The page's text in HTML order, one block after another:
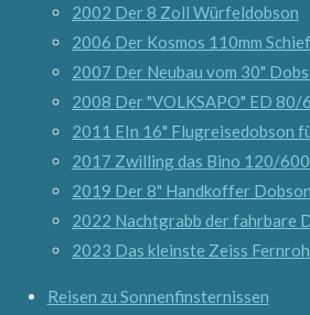
2002 Der 8 Zoll Würfeldobson
2006 Der Kosmos 110mm
2007 Der Neubau vom 30"
2008 Der "VOLKSAPO" ED 80/
2011 EIn 16" Flugreisedobson
2017 Zwilling das Bino 120/
2019 Der 8" Handkoffer
2022 Nachtgrabb der fahrbare
2023 Das kleinste Zeiss
Reisen zu Sonnenfinsternissen